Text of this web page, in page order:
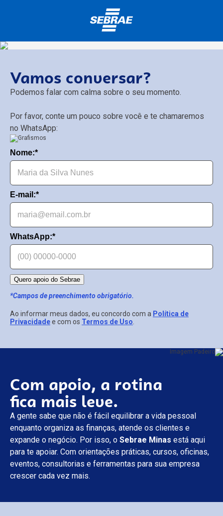
Vamos conversar?
Podemos falar com calma sobre o seu momento.
Por favor, conte um pouco sobre você e te chamaremos
no WhatsApp:
Nome:*
E-mail:*
WhatsApp:*
Quero apoio do Sebrae
*Campos de preenchimento obrigatório.
Ao informar meus dados, eu concordo com a Política de
Privacidadee com os Termos de Uso.
Com apoio, a rotina
fica mais leve.
A gente sabe que não é fácil equilibrar a vida pessoal
enquanto organiza as finanças, atende os clientes e
expande o negócio. Por isso, o Sebrae Minas está aqui
para te apoiar. Com orientações práticas, cursos, oficinas,
eventos, consultorias e ferramentas para sua empresa
crescer cada vez mais.